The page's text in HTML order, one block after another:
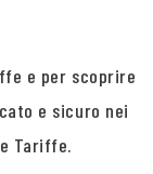
e per scoprire
e sicuro nei
Tariffe.